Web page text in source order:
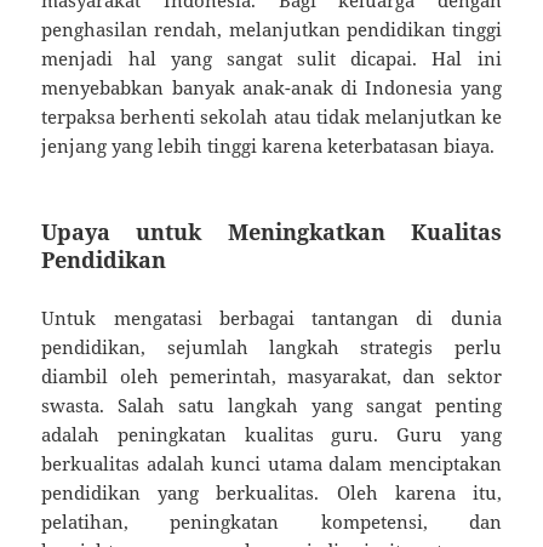
penghasilan rendah, melanjutkan pendidikan tinggi
menjadi hal yang sangat sulit dicapai. Hal ini
menyebabkan banyak anak-anak di Indonesia yang
terpaksa berhenti sekolah atau tidak melanjutkan ke
jenjang yang lebih tinggi karena keterbatasan biaya.
Upaya untuk Meningkatkan Kualitas
Pendidikan
Untuk mengatasi berbagai tantangan di dunia
pendidikan, sejumlah langkah strategis perlu
diambil oleh pemerintah, masyarakat, dan sektor
swasta. Salah satu langkah yang sangat penting
adalah peningkatan kualitas guru. Guru yang
berkualitas adalah kunci utama dalam menciptakan
pendidikan yang berkualitas. Oleh karena itu,
pelatihan, peningkatan kompetensi, dan